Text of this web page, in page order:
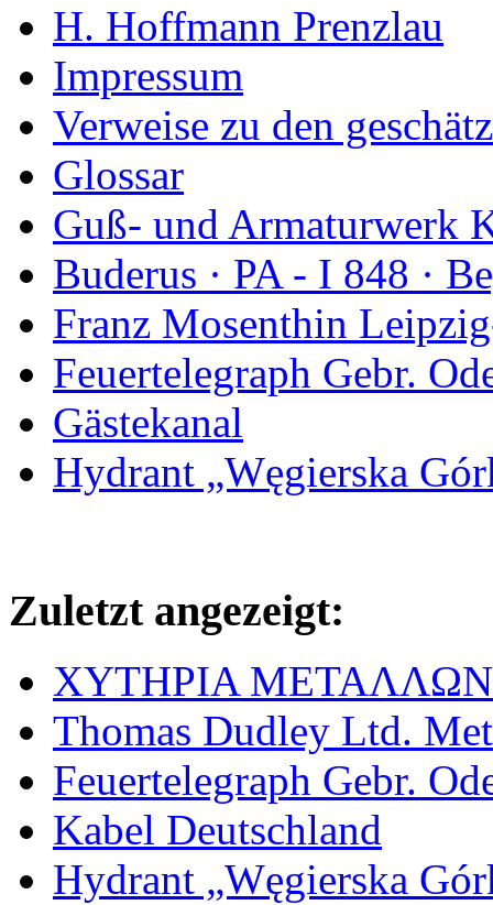
H. Hoffmann Prenzlau
Impressum
Verweise zu den
Glossar
Guß- und Armaturwerk
Buderus · PA - I 848 ·
Franz Mosenthin
Feuertelegraph Gebr.
Gästekanal
Hydrant „Węgierska
Zuletzt angezeigt:
ΧΥΤΗΡΙΑ МΕΤΑΛΛΩΝ
Thomas Dudley Ltd.
Feuertelegraph Gebr.
Kabel Deutschland
Hydrant „Węgierska